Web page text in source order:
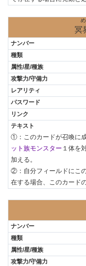
冥
①：このカードが召喚に
ット族モンスター １体を
加える。
②：自分フィールドにこ
在する場合、このカード